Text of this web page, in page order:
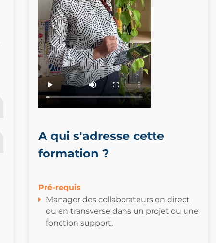
A qui s'adresse cette
formation ?
Pré-requis
Manager des collaborateurs en direct
ou en transverse dans un projet ou une
fonction support.